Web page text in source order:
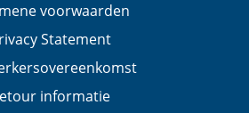
voorwaarden
Statement
informatie